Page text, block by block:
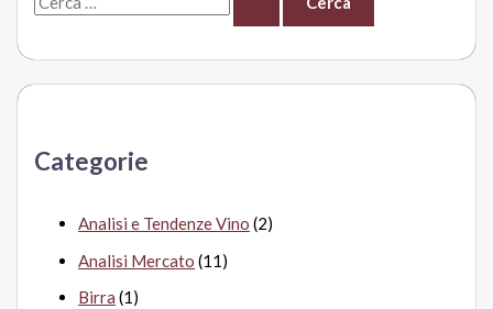
r
:Categorie
Analisi e Tendenze Vino (2)
Analisi Mercato (11)
Birra (1)